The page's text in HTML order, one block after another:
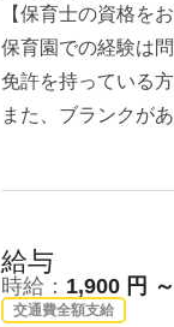
【保育士の資格を
保育園での経験は問
免許を持っている
また、ブランクが
給与
時給： 1,900 円 ～
交通費全額支給